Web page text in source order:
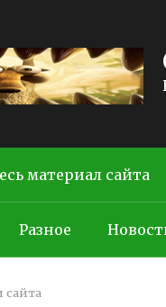
материал сайта
Разное
сайта